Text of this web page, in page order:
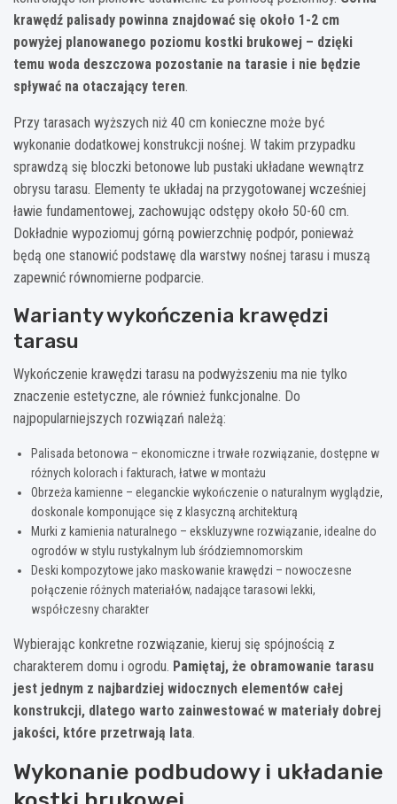
krawędź palisady powinna znajdować się około 1-2 cm
powyżej planowanego poziomu kostki brukowej – dzięki
temu woda deszczowa pozostanie na tarasie i nie będzie
spływać na otaczający teren.
Przy tarasach wyższych niż 40 cm konieczne może być
wykonanie dodatkowej konstrukcji nośnej. W takim przypadku
sprawdzą się bloczki betonowe lub pustaki układane wewnątrz
obrysu tarasu. Elementy te układaj na przygotowanej wcześniej
ławie fundamentowej, zachowując odstępy około 50-60 cm.
Dokładnie wypoziomuj górną powierzchnię podpór, ponieważ
będą one stanowić podstawę dla warstwy nośnej tarasu i muszą
zapewnić równomierne podparcie.
Warianty wykończenia krawędzi
tarasu
Wykończenie krawędzi tarasu na podwyższeniu ma nie tylko
znaczenie estetyczne, ale również funkcjonalne. Do
najpopularniejszych rozwiązań należą:
Palisada betonowa – ekonomiczne i trwałe rozwiązanie, dostępne w
różnych kolorach i fakturach, łatwe w montażu
Obrzeża kamienne – eleganckie wykończenie o naturalnym wyglądzie,
doskonale komponujące się z klasyczną architekturą
Murki z kamienia naturalnego – ekskluzywne rozwiązanie, idealne do
ogrodów w stylu rustykalnym lub śródziemnomorskim
Deski kompozytowe jako maskowanie krawędzi – nowoczesne
połączenie różnych materiałów, nadające tarasowi lekki,
współczesny charakter
Wybierając konkretne rozwiązanie, kieruj się spójnością z
charakterem domu i ogrodu. Pamiętaj, że obramowanie tarasu
jest jednym z najbardziej widocznych elementów całej
konstrukcji, dlatego warto zainwestować w materiały dobrej
jakości, które przetrwają lata.
Wykonanie podbudowy i układanie